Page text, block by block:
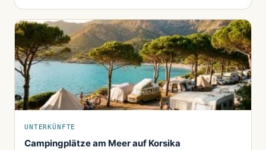
UNTERKÜNFTE
Campingplätze am Meer auf Korsika